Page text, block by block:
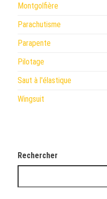
Montgolfière
Parachutisme
Parapente
Pilotage
Saut à l'élastique
Wingsuit
Rechercher